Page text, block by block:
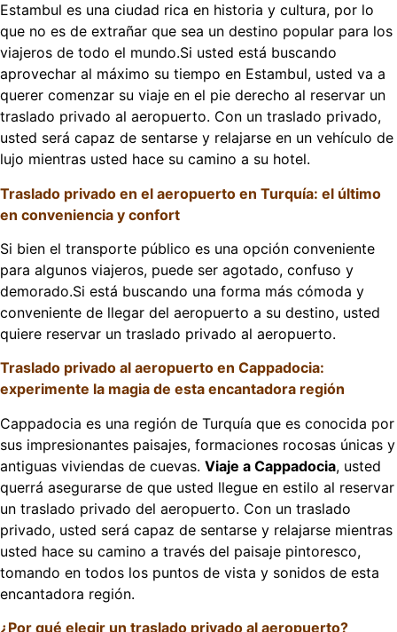
Estambul es una ciudad rica en historia y cultura, por lo
que no es de extrañar que sea un destino popular para los
viajeros de todo el mundo.Si usted está buscando
aprovechar al máximo su tiempo en Estambul, usted va a
querer comenzar su viaje en el pie derecho al reservar un
traslado privado al aeropuerto. Con un traslado privado,
usted será capaz de sentarse y relajarse en un vehículo de
lujo mientras usted hace su camino a su hotel.
Traslado privado en el aeropuerto en Turquía: el último
en conveniencia y confort
Si bien el transporte público es una opción conveniente
para algunos viajeros, puede ser agotado, confuso y
demorado.Si está buscando una forma más cómoda y
conveniente de llegar del aeropuerto a su destino, usted
quiere reservar un traslado privado al aeropuerto.
Traslado privado al aeropuerto en Cappadocia:
experimente la magia de esta encantadora región
Cappadocia es una región de Turquía que es conocida por
sus impresionantes paisajes, formaciones rocosas únicas y
antiguas viviendas de cuevas. Viaje a Cappadocia, usted
querrá asegurarse de que usted llegue en estilo al reservar
un traslado privado del aeropuerto. Con un traslado
privado, usted será capaz de sentarse y relajarse mientras
usted hace su camino a través del paisaje pintoresco,
tomando en todos los puntos de vista y sonidos de esta
encantadora región.
¿Por qué elegir un traslado privado al aeropuerto?